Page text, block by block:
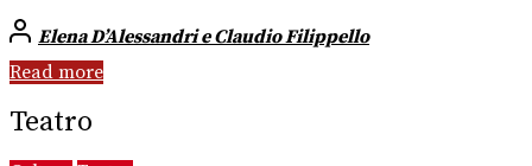
Elena D’Alessandri e Claudio Filippello
Read more
Teatro